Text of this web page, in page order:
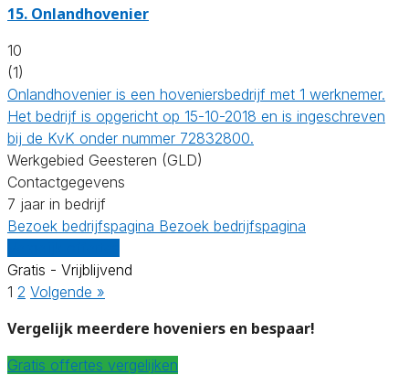
15. Onlandhovenier
10
(1)
Onlandhovenier is een hoveniersbedrijf met 1 werknemer.
Het bedrijf is opgericht op 15-10-2018 en is ingeschreven
bij de KvK onder nummer 72832800.
Werkgebied Geesteren (GLD)
Contactgegevens
7 jaar in bedrijf
Bezoek bedrijfspagina Bezoek bedrijfspagina
Gratis - Vrijblijvend
1 2 Volgende »
Vergelijk meerdere hoveniers en bespaar!
Gratis offertes vergelijken